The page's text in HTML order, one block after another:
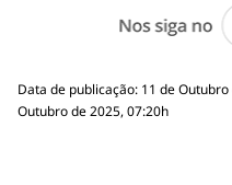
Data de publicação: 11 de
Outubro de 2025, 07:20h